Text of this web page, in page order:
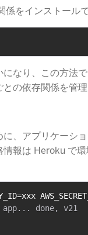
係をインストール
なり、この方法
の依存関係を管
、アプリケーシ
報は Heroku で
done, v21